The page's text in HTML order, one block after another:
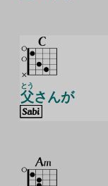
父
とう
さんが